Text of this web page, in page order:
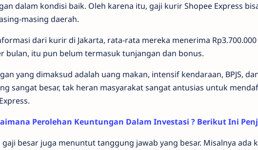
dalam kondisi baik. Oleh karena itu, gaji kurir Shopee Express
masing daerah.
dari kurir di Jakarta, rata-rata mereka menerima
bulan, itu pun belum termasuk tunjangan dan bonus.
yang dimaksud adalah uang makan, intensif kendaraan, BPJS,
sangat besar, tak heran masyarakat sangat antusias untuk
Perolehan Keuntungan Dalam Investasi ? Berikut Ini
gaji besar juga menuntut tanggung jawab yang besar. Misalnya ada